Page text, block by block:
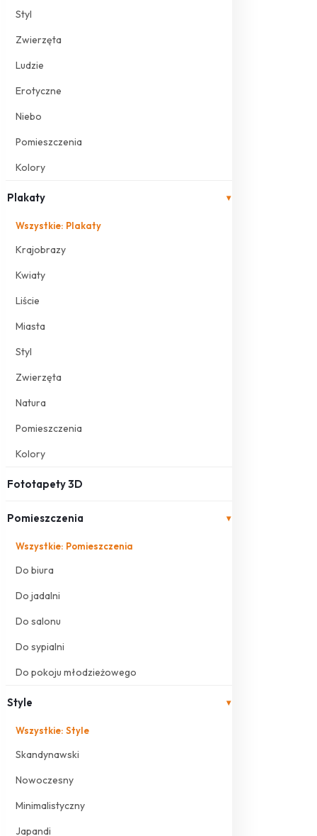
Styl
Zwierzęta
Ludzie
Erotyczne
Niebo
Pomieszczenia
Kolory
Plakaty ▾
Wszystkie: Plakaty
Krajobrazy
Kwiaty
Liście
Miasta
Styl
Zwierzęta
Natura
Pomieszczenia
Kolory
Fototapety 3D
Pomieszczenia ▾
Wszystkie: Pomieszczenia
Do biura
Do jadalni
Do salonu
Do sypialni
Do pokoju młodzieżowego
Style ▾
Wszystkie: Style
Skandynawski
Nowoczesny
Minimalistyczny
Japandi